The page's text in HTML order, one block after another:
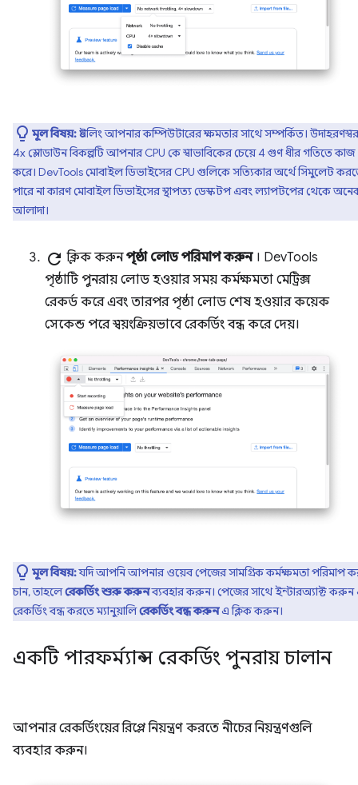
মূল বিষয়:থ্রটলিং আপনার কম্পিউটারের ক্ষমতার সাথে সম্পর্কিত।
4x স্লোডাউন বিকল্পটি আপনার CPU কে ​​স্বাভাবিকের চেয়ে 4 গুণ ধীর গতিতে কাজ
করে। DevTools মোবাইল ডিভাইসের CPU গুলিকে সত্যিকার অর্থে সিমুলেট
পারে না কারণ মোবাইল ডিভাইসের স্থাপত্য ডেস্কটপ এবং ল্যাপটপের থেকে
আলাদা।
refresh ক্লিক করুনপৃষ্ঠা লোড পরিমাপ করুন। DevTools
পৃষ্ঠাটি পুনরায় লোড হওয়ার সময় কর্মক্ষমতা মেট্রিক্স
রেকর্ড করে এবং তারপর পৃষ্ঠা লোড শেষ হওয়ার কয়েক
সেকেন্ড পরে স্বয়ংক্রিয়ভাবে রেকর্ডিং বন্ধ করে দেয়।
মূল বিষয়:যদি আপনি আপনার ওয়েব পেজের সামগ্রিক কর্মক্ষমতা পরিমাপ
চান, তাহলেরেকর্ডিং শুরু করুনব্যবহার করুন। পেজের সাথে ইন্টারঅ্যাক্ট করুন
রেকর্ডিং বন্ধ করতে ম্যানুয়ালিরেকর্ডিং বন্ধ করুনএ ক্লিক করুন।
একটি পারফর্ম্যান্স রেকর্ডিং পুনরায় চালান
আপনার রেকর্ডিংয়ের রিপ্লে নিয়ন্ত্রণ করতে নীচের নিয়ন্ত্রণগুলি
ব্যবহার করুন।